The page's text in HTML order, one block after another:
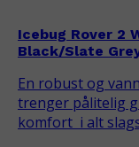
Icebug Rover 2
Black/Slate
En robust og
trenger pålitelig
komfort  i alt